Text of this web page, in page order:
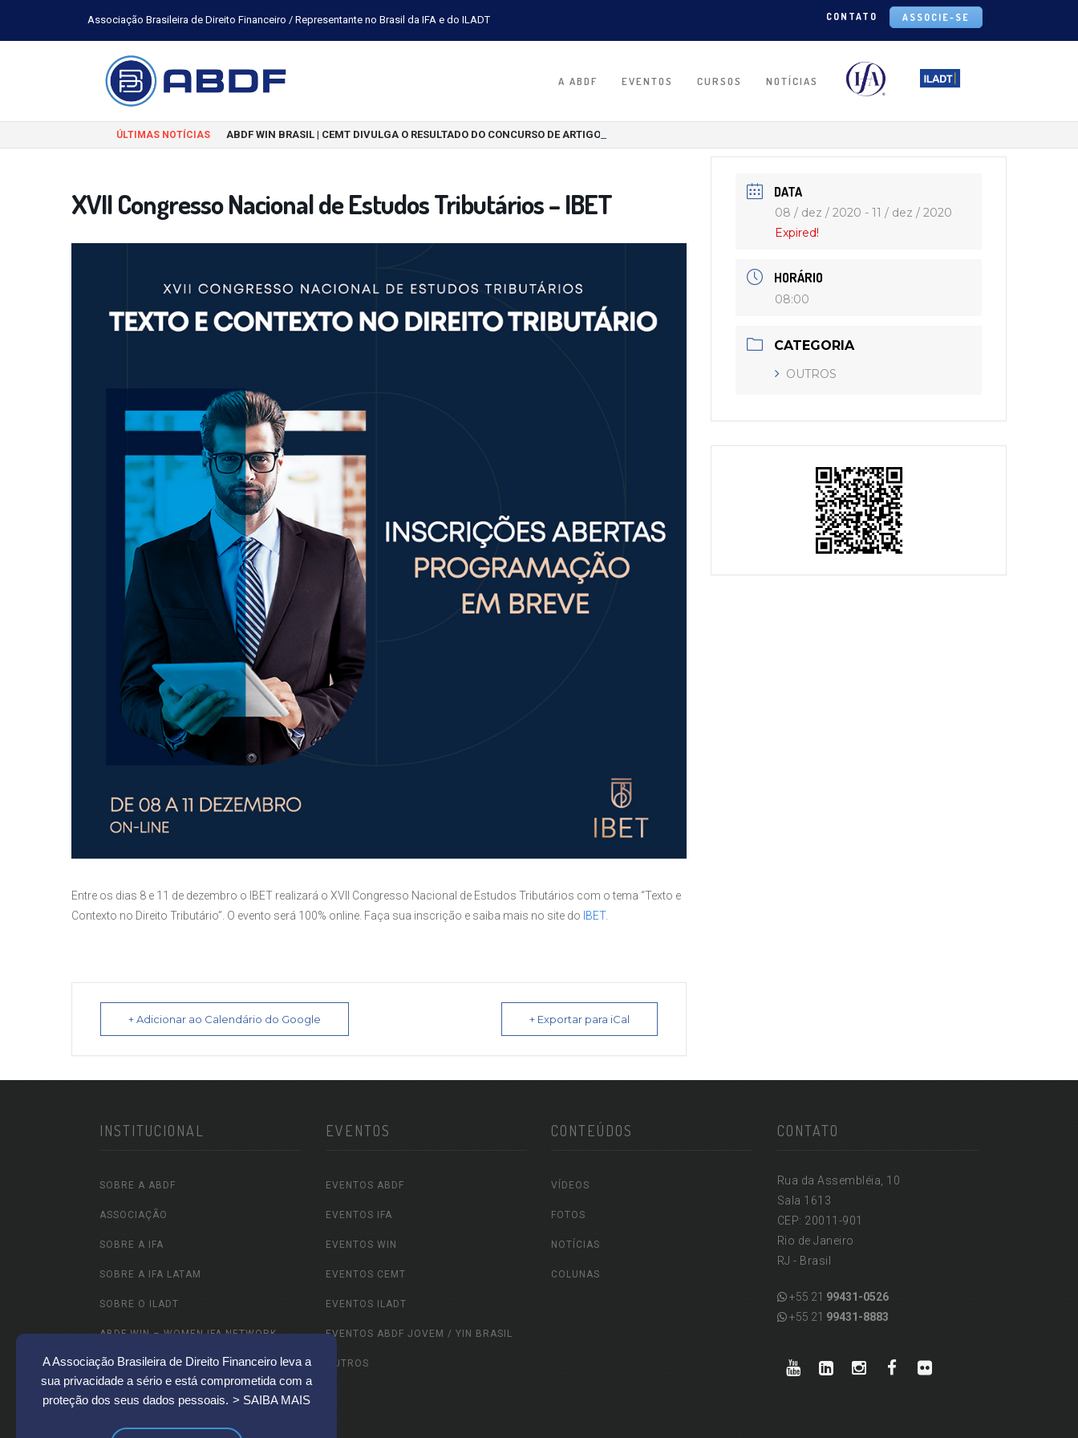
A Associação Brasileira de Direito Financeiro leva a
sua privacidade a sério e está comprometida com a
proteção dos seus dados pessoais. > SAIBA MAIS
Associação Brasileira de Direito Financeiro / Representante no Brasil da IFA e do ILADT CONTATO ASSOCIE-SE
A ABDF EVENTOS CURSOS NOTÍCIAS
ÚLTIMAS NOTÍCIAS ABDF WIN BRASIL | CEMT DIVULGA O RESULTADO DO CONCURSO DE ARTIGOS CIENTÍFICOS 2026
XVII Congresso Nacional de Estudos Tributários – IBET
Entre os dias 8 e 11 de dezembro o IBET realizará o XVII Congresso Nacional de Estudos Tributários com o tema “Texto e
Contexto no Direito Tributário”. O evento será 100% online. Faça sua inscrição e saiba mais no site do IBET.
+ Adicionar ao Calendário do Google + Exportar para iCal
DATA
08 / dez / 2020 - 11 / dez / 2020
Expired!
HORÁRIO
08:00
CATEGORIA
OUTROS
INSTITUCIONAL
SOBRE A ABDF
ASSOCIAÇÃO
SOBRE A IFA
SOBRE A IFA LATAM
SOBRE O ILADT
ABDF WIN – WOMEN IFA NETWORK
ABDF JOVEM
CEMT – CENTRO DE EXCELÊNCIA DA
MULHER TRIBUTARISTA
EVENTOS
EVENTOS ABDF
EVENTOS IFA
EVENTOS WIN
EVENTOS CEMT
EVENTOS ILADT
EVENTOS ABDF JOVEM / YIN BRASIL
OUTROS
CONTEÚDOS
VÍDEOS
FOTOS
NOTÍCIAS
COLUNAS
CONTATO
Rua da Assembléia, 10
Sala 1613
CEP: 20011-901
Rio de Janeiro
RJ - Brasil
+55 21 99431-0526
+55 21 99431-8883